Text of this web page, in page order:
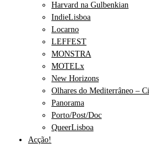
Harvard na Gulbenkian
IndieLisboa
Locarno
LEFFEST
MONSTRA
MOTELx
New Horizons
Olhares do Mediterrâneo –
Panorama
Porto/Post/Doc
QueerLisboa
Acção!